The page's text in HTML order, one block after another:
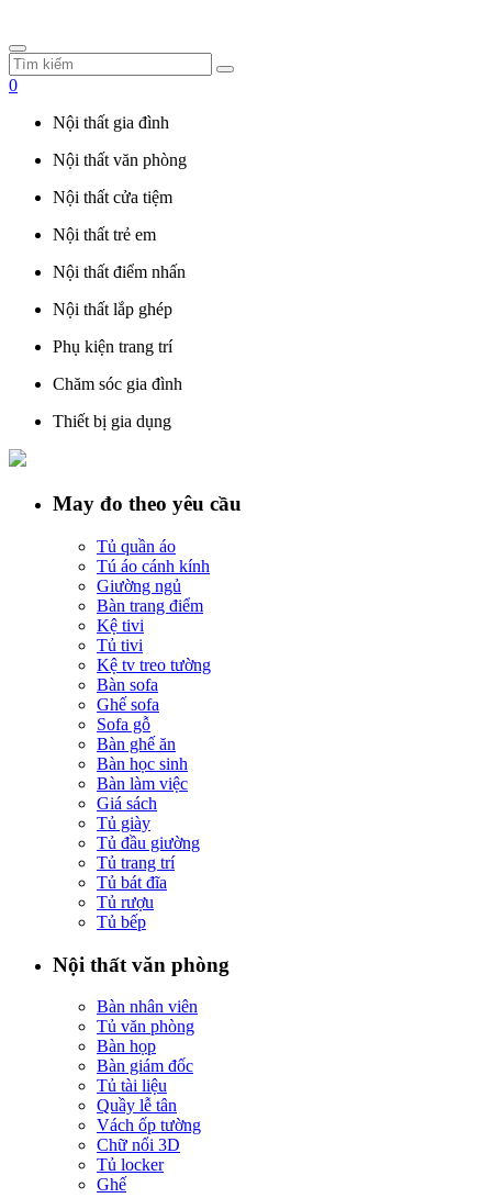
0
Nội thất gia đình
Nội thất văn phòng
Nội thất cửa tiệm
Nội thất trẻ em
Nội thất điểm nhấn
Nội thất lắp ghép
Phụ kiện trang trí
Chăm sóc gia đình
Thiết bị gia dụng
May đo theo yêu cầu
Tủ quần áo
Tú áo cánh kính
Giường ngủ
Bàn trang điểm
Kệ tivi
Tủ tivi
Kệ tv treo tường
Bàn sofa
Ghế sofa
Sofa gỗ
Bàn ghế ăn
Bàn học sinh
Bàn làm việc
Giá sách
Tủ giày
Tủ đầu giường
Tủ trang trí
Tủ bát đĩa
Tủ rượu
Tủ bếp
Nội thất văn phòng
Bàn nhân viên
Tủ văn phòng
Bàn họp
Bàn giám đốc
Tủ tài liệu
Quầy lễ tân
Vách ốp tường
Chữ nổi 3D
Tủ locker
Ghế